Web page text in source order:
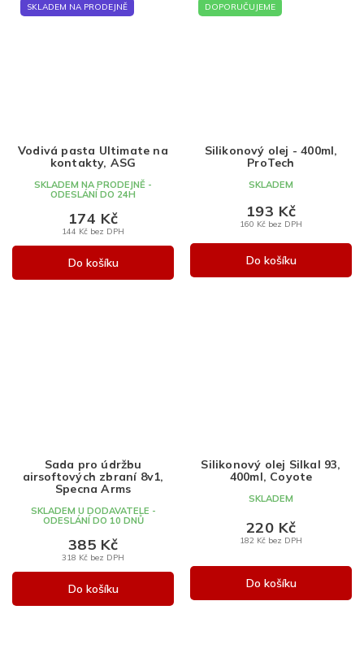
SKLADEM NA PRODEJNĚ
Vodivá pasta Ultimate na
kontakty, ASG
SKLADEM NA PRODEJNĚ -
ODESLÁNÍ DO 24H
144 Kč bez DPH
174 Kč
Do košíku
DOPORUČUJEME
Silikonový olej - 400ml,
ProTech
SKLADEM
160 Kč bez DPH
193 Kč
Do košíku
Sada pro údržbu
airsoftových zbraní 8v1,
Specna Arms
SKLADEM U DODAVATELE -
ODESLÁNÍ DO 10 DNŮ
318 Kč bez DPH
385 Kč
Do košíku
Silikonový olej Silkal 93,
400ml, Coyote
SKLADEM
182 Kč bez DPH
220 Kč
Do košíku